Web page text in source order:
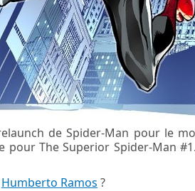
de Spider-Man pour le
pour The Superior Spider-Man
Humberto Ramos ?